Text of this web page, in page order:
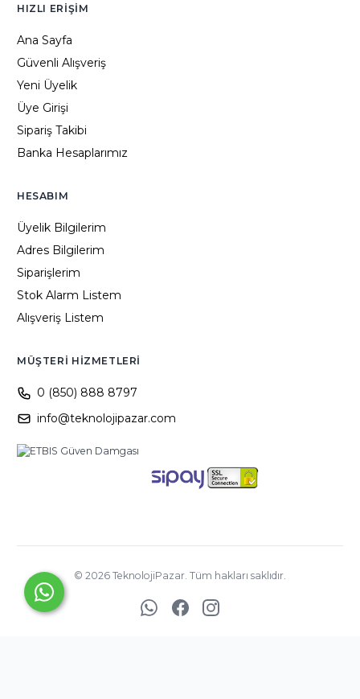
HIZLI ERIŞIM
Ana Sayfa
Güvenli Alışveriş
Yeni Üyelik
Üye Girişi
Sipariş Takibi
Banka Hesaplarımız
HESABIM
Üyelik Bilgilerim
Adres Bilgilerim
Siparişlerim
Stok Alarm Listem
Alışveriş Listem
MÜŞTERI HIZMETLERI
0 (850) 888 8797
info@teknolojipazar.com
© 2026 TeknolojiPazar. Tüm hakları saklıdır.